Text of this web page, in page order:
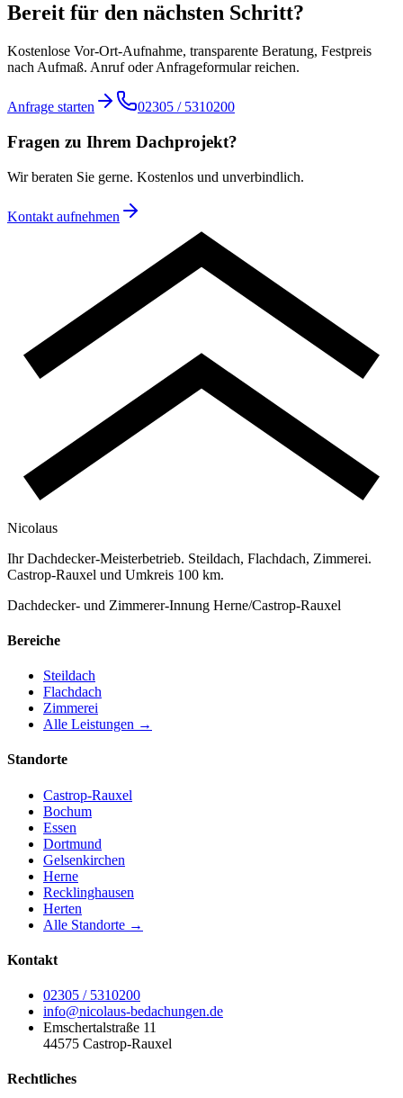
Bereit für den nächsten Schritt?
Kostenlose Vor-Ort-Aufnahme, transparente Beratung, Festpreis
nach Aufmaß. Anruf oder Anfrageformular reichen.
Anfrage starten 02305 / 5310200
Fragen zu Ihrem Dachprojekt?
Wir beraten Sie gerne. Kostenlos und unverbindlich.
Kontakt aufnehmen
Nicolaus
Ihr Dachdecker-Meisterbetrieb. Steildach, Flachdach, Zimmerei.
Castrop-Rauxel und Umkreis 100 km.
Dachdecker- und Zimmerer-Innung Herne/Castrop-Rauxel
Bereiche
Steildach
Flachdach
Zimmerei
Alle Leistungen →
Standorte
Castrop-Rauxel
Bochum
Essen
Dortmund
Gelsenkirchen
Herne
Recklinghausen
Herten
Alle Standorte →
Kontakt
02305 / 5310200
info@nicolaus-bedachungen.de
Emschertalstraße 11
44575 Castrop-Rauxel
Rechtliches